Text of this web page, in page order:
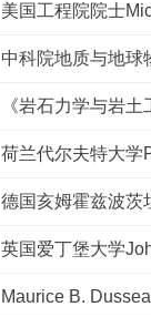
美国工程院院士
中科院地质与地球
《岩石力学与岩
荷兰代尔夫特大学
德国亥姆霍兹波茨
英国爱丁堡大学
Maurice B.